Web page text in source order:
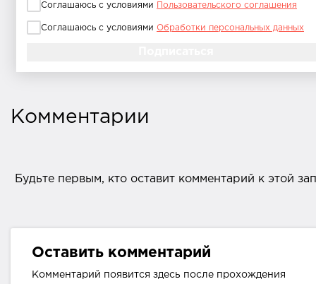
Соглашаюсь с условиями Пользовательского соглашения
Соглашаюсь с условиями Обработки персональных данных
Комментарии
Будьте первым, кто оставит комментарий к этой
Оставить комментарий
Комментарий появится здесь после прохождения